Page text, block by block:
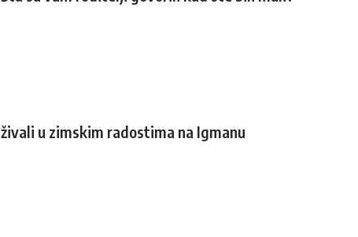
u zimskim radostima na Igmanu